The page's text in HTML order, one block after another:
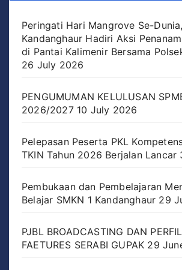
Peringati Hari Mangrove Se-
Kandanghaur Hadiri Aksi
di Pantai Kalimenir Bersama
26 July 2026
PENGUMUMAN KELULUSAN
2026/2027 10 July 2026
Pelepasan Peserta PKL
TKIN Tahun 2026 Berjalan Lancar
Pembukaan dan Pembelajaran
Belajar SMKN 1 Kandanghaur 29
PJBL BROADCASTING DAN
FAETURES SERABI GUPAK 29